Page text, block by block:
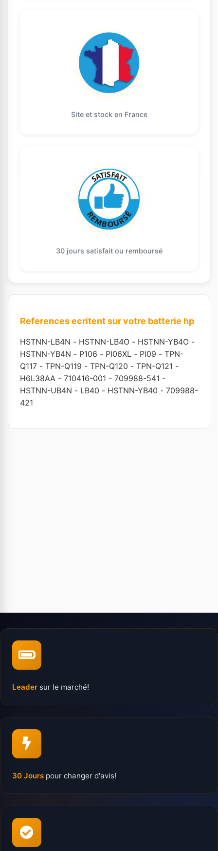
Site et stock en France
30 jours satisfait ou remboursé
References ecritent sur votre batterie hp
HSTNN-LB4N - HSTNN-LB4O - HSTNN-YB4O -
HSTNN-YB4N - P106 - PI06XL - PI09 - TPN-
Q117 - TPN-Q119 - TPN-Q120 - TPN-Q121 -
H6L38AA - 710416-001 - 709988-541 -
HSTNN-UB4N - LB40 - HSTNN-YB40 - 709988-
421
Leader sur le marché!
30 Jours pour changer d'avis!